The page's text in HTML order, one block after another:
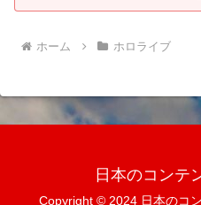
ホーム ホロライブ
日本のコンテ
Copyright © 2024 日本のコ